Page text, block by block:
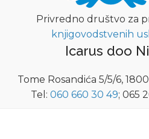
Privredno društvo za
knjigovodstvenih
Icarus doo
Tome Rosandića 5/5/6,
Tel:060 660 30 49; 065